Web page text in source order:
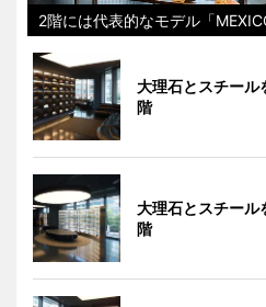
2階には代表的なモデル「
大理石とスチール
階
大理石とスチール
階